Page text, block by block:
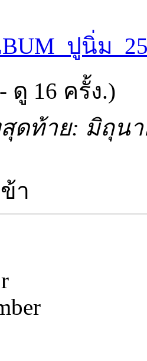
ปูนิ่ม
ดู 16 ครั้ง.)
ดท้าย: มิถุนา
า